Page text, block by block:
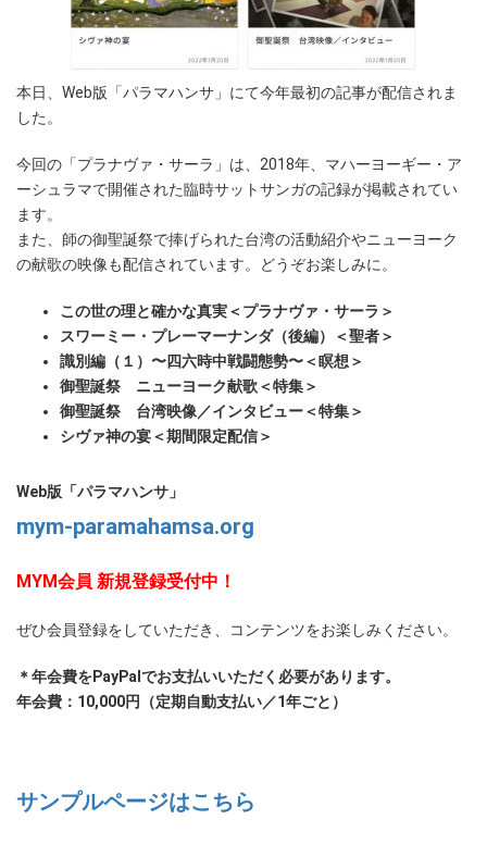
本日、Web版「パラマハンサ」にて今年最初の記事が配信されま
した。
今回の「プラナヴァ・サーラ」は、2018年、マハーヨーギー・ア
ーシュラマで開催された臨時サットサンガの記録が掲載されてい
ます。
また、師の御聖誕祭で捧げられた台湾の活動紹介やニューヨーク
の献歌の映像も配信されています。どうぞお楽しみに。
この世の理と確かな真実＜プラナヴァ・サーラ＞
スワーミー・プレーマーナンダ（後編）＜聖者＞
識別編（１）〜四六時中戦闘態勢〜＜瞑想＞
御聖誕祭 ニューヨーク献歌＜特集＞
御聖誕祭 台湾映像／インタビュー＜特集＞
シヴァ神の宴＜期間限定配信＞
Web版「パラマハンサ」
mym-paramahamsa.org
MYM会員 新規登録受付中！
ぜひ会員登録をしていただき、コンテンツをお楽しみください。
＊年会費をPayPalでお支払いいただく必要があります。
年会費：10,000円（定期自動支払い／1年ごと）
サンプルページはこちら